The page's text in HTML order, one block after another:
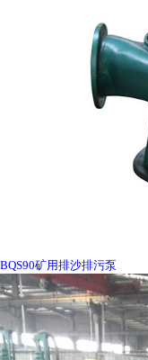
BQS90矿用排沙排污泵